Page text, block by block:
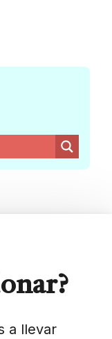
a llevar